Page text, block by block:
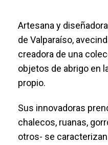
Artesana y
de Valparaíso,
creadora de una
objetos de abrigo en
propio.
Sus innovadoras
chalecos, ruanas,
otros- se